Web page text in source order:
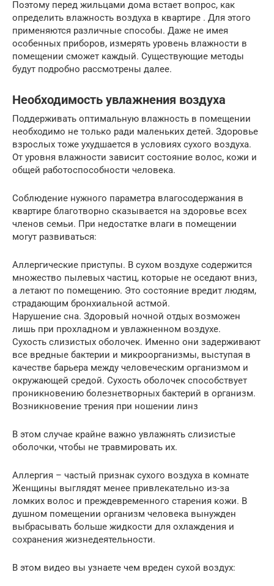
Поэтому перед жильцами дома встает вопрос, как
определить влажность воздуха в квартире . Для этого
применяются различные способы. Даже не имея
особенных приборов, измерять уровень влажности в
помещении сможет каждый. Существующие методы
будут подробно рассмотрены далее.
Необходимость увлажнения воздуха
Поддерживать оптимальную влажность в помещении
необходимо не только ради маленьких детей. Здоровье
взрослых тоже ухудшается в условиях сухого воздуха.
От уровня влажности зависит состояние волос, кожи и
общей работоспособности человека.
Соблюдение нужного параметра влагосодержания в
квартире благотворно сказывается на здоровье всех
членов семьи. При недостатке влаги в помещении
могут развиваться:
Аллергические приступы. В сухом воздухе содержится
множество пылевых частиц, которые не оседают вниз,
а летают по помещению. Это состояние вредит людям,
страдающим бронхиальной астмой.
Нарушение сна. Здоровый ночной отдых возможен
лишь при прохладном и увлажненном воздухе.
Сухость слизистых оболочек. Именно они задерживают
все вредные бактерии и микроорганизмы, выступая в
качестве барьера между человеческим организмом и
окружающей средой. Сухость оболочек способствует
проникновению болезнетворных бактерий в организм.
Возникновение трения при ношении линз
В этом случае крайне важно увлажнять слизистые
оболочки, чтобы не травмировать их.
Аллергия – частый признак сухого воздуха в комнате
Женщины выглядят менее привлекательно из-за
ломких волос и преждевременного старения кожи. В
душном помещении организм человека вынужден
выбрасывать больше жидкости для охлаждения и
сохранения жизнедеятельности.
В этом видео вы узнаете чем вреден сухой воздух: